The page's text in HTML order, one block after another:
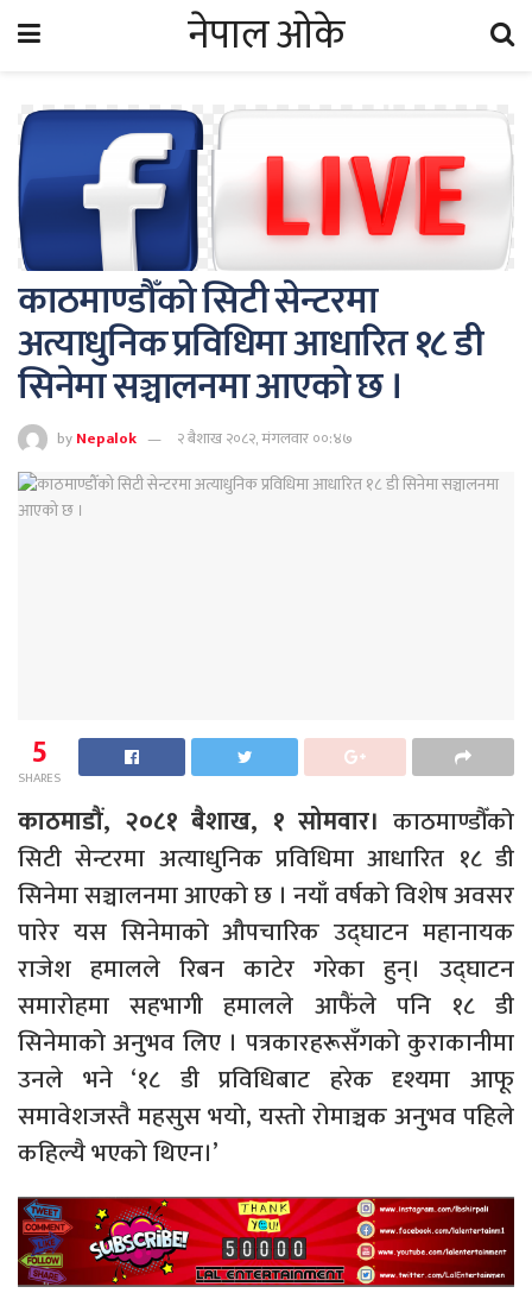
नेपाल ओके
काठमाण्डौँको सिटी सेन्टरमा
अत्याधुनिक प्रविधिमा आधारित १८ डी
सिनेमा सञ्चालनमा आएको छ ।
byNepalok २ बैशाख २०८२, मंगलवार ००:४७
5
SHARES
काठमाडौं, २०८१ बैशाख, १ सोमवार। काठमाण्डौँको
सिटी सेन्टरमा अत्याधुनिक प्रविधिमा आधारित १८ डी
सिनेमा सञ्चालनमा आएको छ । नयाँ वर्षको विशेष अवसर
पारेर यस सिनेमाको औपचारिक उद्घाटन महानायक
राजेश हमालले रिबन काटेर गरेका हुन्। उद्घाटन
समारोहमा सहभागी हमालले आफैंले पनि १८ डी
सिनेमाको अनुभव लिए । पत्रकारहरूसँगको कुराकानीमा
उनले भने ‘१८ डी प्रविधिबाट हरेक दृश्यमा आफू
समावेशजस्तै महसुस भयो, यस्तो रोमाञ्चक अनुभव पहिले
कहिल्यै भएको थिएन।’